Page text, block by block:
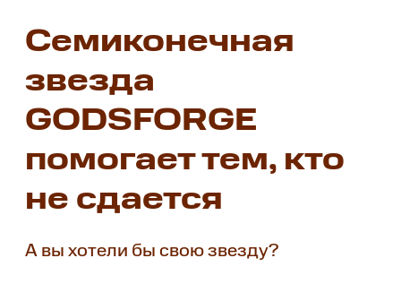
Семиконечная
звезда
GODSFORGE
помогает тем, кто
не сдается
А вы хотели бы свою звезду?